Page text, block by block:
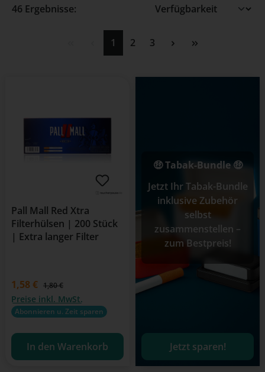
46 Ergebnisse:
Seite
1 Seite
2 Seite
3
Pall Mall Red Xtra
Filterhülsen | 200 Stück
| Extra langer Filter
Verkaufspreis:
1,58 € Regulärer Preis:
1,80 €
Preise inkl. MwSt.
Abonnieren u. Zeit sparen
In den Warenkorb
🤑 Tabak-Bundle 🤑
Jetzt Ihr Tabak-Bundle
inklusive Zubehör
selbst
zusammenstellen –
zum Bestpreis!
Jetzt sparen!